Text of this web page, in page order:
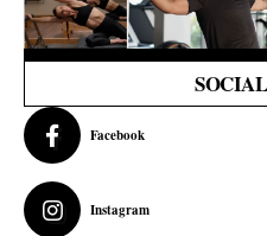
Facebook
Instagram